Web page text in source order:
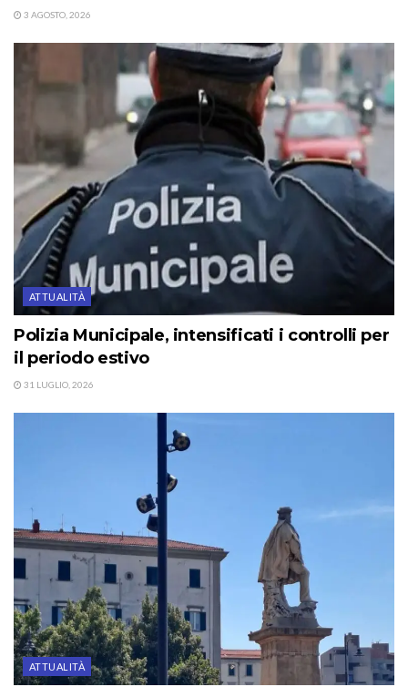
3 AGOSTO, 2026
ATTUALITÀ
Polizia Municipale, intensificati i controlli per
il periodo estivo
31 LUGLIO, 2026
ATTUALITÀ